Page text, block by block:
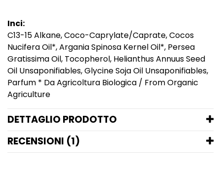
Inci:
C13-15 Alkane, Coco-Caprylate/Caprate, Cocos
Nucifera Oil*, Argania Spinosa Kernel Oil*, Persea
Gratissima Oil, Tocopherol, Helianthus Annuus Seed
Oil Unsaponifiables, Glycine Soja Oil Unsaponifiables,
Parfum * Da Agricoltura Biologica / From Organic
Agriculture
DETTAGLIO PRODOTTO
RECENSIONI (1)